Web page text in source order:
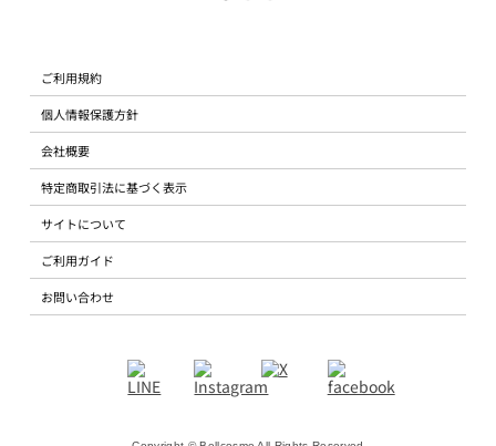
ご利用規約
個人情報保護方針
会社概要
特定商取引法に基づく表示
サイトについて
ご利用ガイド
お問い合わせ